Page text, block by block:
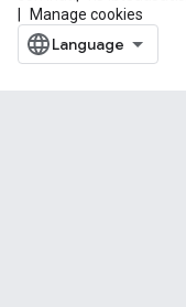
Manage cookies